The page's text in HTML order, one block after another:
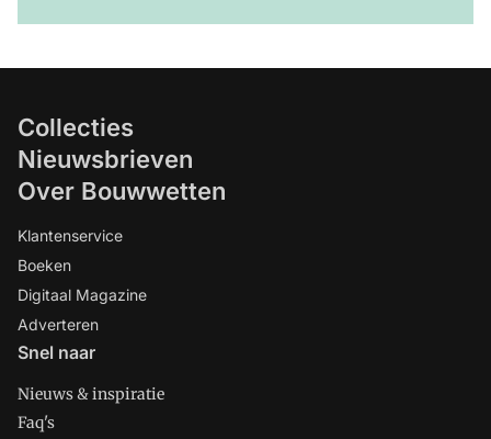
Collecties
Nieuwsbrieven
Over Bouwwetten
Klantenservice
Boeken
Digitaal Magazine
Adverteren
Snel naar
Nieuws & inspiratie
Faq's